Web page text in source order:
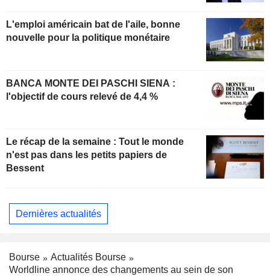
L'emploi américain bat de l'aile, bonne
nouvelle pour la politique monétaire
BANCA MONTE DEI PASCHI SIENA :
l'objectif de cours relevé de 4,4 %
Le récap de la semaine : Tout le monde
n'est pas dans les petits papiers de
Bessent
Dernières actualités
Bourse
Actualités Bourse
Worldline annonce des changements au sein de son